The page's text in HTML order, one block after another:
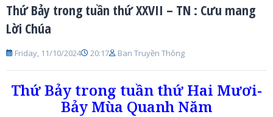
Thứ Bảy trong tuần thứ XXVII – TN : Cưu mang
Lời Chúa
Friday, 11/10/2024 20:17 Ban Truyền Thông
Thứ Bảy trong tuần thứ Hai Mươi-
Bảy Mùa Quanh Năm